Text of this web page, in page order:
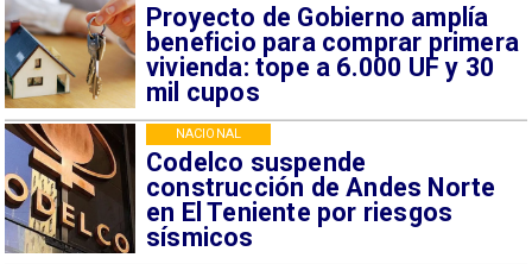
Proyecto de Gobierno amplía
beneficio para comprar primera
vivienda: tope a 6.000 UF y 30
mil cupos
Codelco suspende
construcción de Andes Norte
en El Teniente por riesgos
sísmicos
NACIONAL